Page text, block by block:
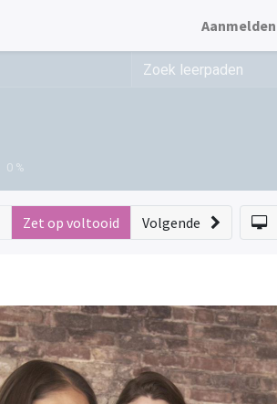
Aanmelden
0 %
Zet op voltooid Volgende